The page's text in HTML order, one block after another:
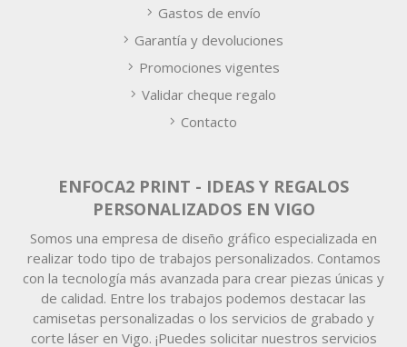
ENFOCA2 PRINT - IDEAS Y REGALOS
PERSONALIZADOS EN VIGO
Somos una empresa de diseño gráfico especializada en
realizar todo tipo de trabajos personalizados. Contamos
con la tecnología más avanzada para crear piezas únicas y
de calidad. Entre los trabajos podemos destacar las
camisetas personalizadas o los servicios de grabado y
corte láser en Vigo. ¡Puedes solicitar nuestros servicios
Gastos de envío
Garantía y devoluciones
Promociones vigentes
Validar cheque regalo
Contacto